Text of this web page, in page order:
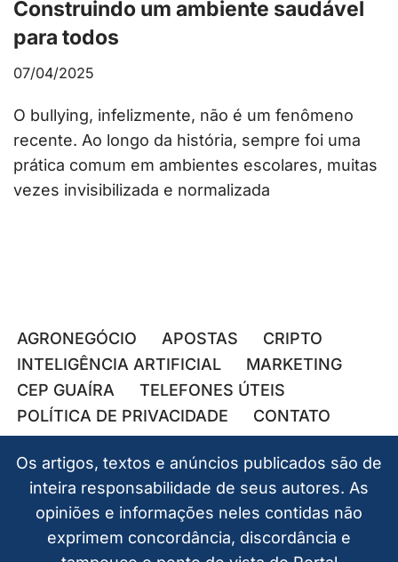
Construindo um ambiente saudável
para todos
07/04/2025
O bullying, infelizmente, não é um fenômeno
recente. Ao longo da história, sempre foi uma
prática comum em ambientes escolares, muitas
vezes invisibilizada e normalizada
AGRONEGÓCIO APOSTAS
CRIPTO
INTELIGÊNCIA ARTIFICIAL
MARKETING
CEP GUAÍRA
TELEFONES ÚTEIS
POLÍTICA DE PRIVACIDADE
CONTATO
Os artigos, textos e anúncios publicados são de
inteira responsabilidade de seus autores. As
opiniões e informações neles contidas não
exprimem concordância, discordância e